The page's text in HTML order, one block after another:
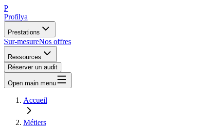
P
Profilya
Prestations
Sur-mesureNos offres
Ressources
Réserver un audit
Open main menu
Accueil
Métiers